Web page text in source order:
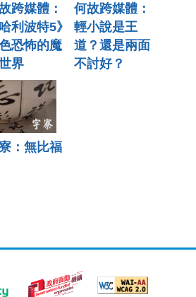
跨媒體：
哈利波特5》
恐怖的魔
界
何故跨媒體：
輕小說是王
道？還是兩面
不討好？
：無比福